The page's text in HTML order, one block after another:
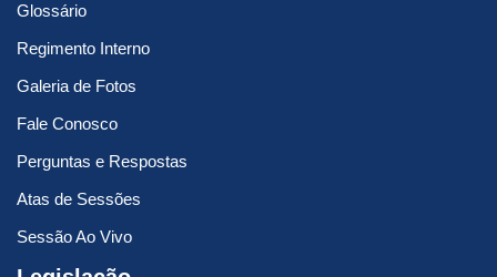
Glossário
Regimento Interno
Galeria de Fotos
Fale Conosco
Perguntas e Respostas
Atas de Sessões
Sessão Ao Vivo